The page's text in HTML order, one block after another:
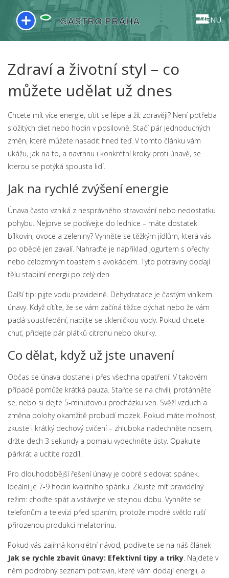
MENU
Zdraví a životní styl – co
můžete udělat už dnes
Chcete mít více energie, cítit se lépe a žít zdravěji? Není potřeba
složitých diet nebo hodin v posilovně. Stačí pár jednoduchých
změn, které můžete nasadit hned teď. V tomto článku vám
ukážu, jak na to, a navrhnu i konkrétní kroky proti únavě, se
kterou se potýká spousta lidí.
Jak na rychlé zvýšení energie
Únava často vzniká z nesprávného stravování nebo nedostatku
pohybu. Nejprve se podívejte do lednice – máte dostatek
bílkovin, ovoce a zeleniny? Vyhněte se těžkým jídlům, která vás
po obědě jen zavalí. Nahraďte je například jogurtem s ořechy
nebo celozrnným toastem s avokádem. Tyto potraviny dodají
tělu stabilní energii po celý den.
Další tip: pijte vodu pravidelně. Dehydratace je častým viníkem
únavy. Když cítíte, že se vám začíná těžce dýchat nebo že vám
padá soustředění, napijte se skleničkou vody. Pokud chcete
chuť, přidejte pár plátků citronu nebo okurky.
Co dělat, když už jste unavení
Občas se únava dostane i přes všechna opatření. V takovém
případě pomůže krátká pauza. Staňte se na chvíli, protáhněte
se, nebo si dejte 5‑minutovou procházku ven. Svěží vzduch a
změna polohy okamžitě probudí mozek. Pokud máte možnost,
zkuste i krátký dechový cvičení – zhluboka nadechněte nosem,
držte dech 3 sekundy a pomalu vydechněte ústy. Opakujte
párkrát a ucítíte rozdíl.
Pro dlouhodobější řešení únavy je dobré sledovat spánek.
Ideální je 7‑9 hodin kvalitního spánku. Zkuste mít pravidelný
režim: choďte spát a vstávejte ve stejnou dobu. Vyhněte se
telefonům a televizi před spaním, protože modré světlo ruší
přirozenou produkci melatoninu.
Pokud vás zajímá konkrétní návod, podívejte se na náš článek
Jak se rychle zbavit únavy: Efektivní tipy a triky. Najdete v
něm podrobný seznam potravin, které vám dodají energii, a